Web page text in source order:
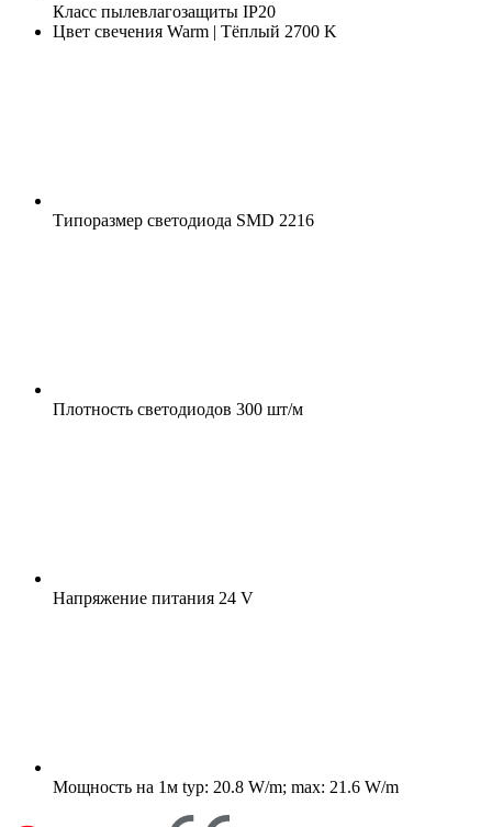
Класс пылевлагозащиты IP20
Цвет свечения Warm | Тёплый 2700 K
Типоразмер светодиода SMD 2216
Плотность светодиодов 300 шт/м
Напряжение питания 24 V
Мощность на 1м typ: 20.8 W/m; max: 21.6 W/m